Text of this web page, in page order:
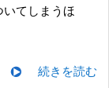
てしまうほ
続きを読む